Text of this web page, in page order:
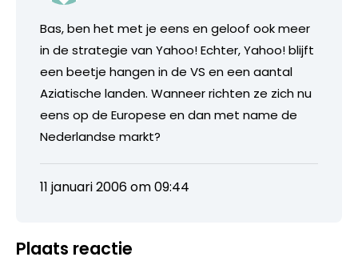
Bas, ben het met je eens en geloof ook meer
in de strategie van Yahoo! Echter, Yahoo! blijft
een beetje hangen in de VS en een aantal
Aziatische landen. Wanneer richten ze zich nu
eens op de Europese en dan met name de
Nederlandse markt?
11 januari 2006 om 09:44
Plaats reactie